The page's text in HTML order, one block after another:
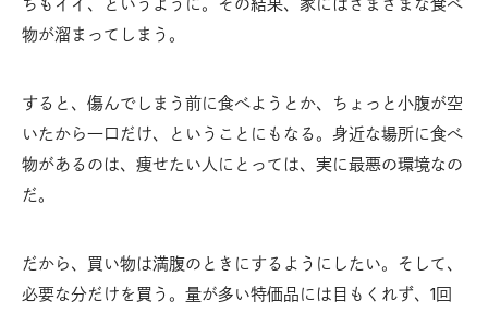
物が溜まってしまう。
すると、傷んでしまう前に食べようとか、ちょっと小腹が空
いたから一口だけ、ということにもなる。身近な場所に食べ
物があるのは、痩せたい人にとっては、実に最悪の環境なの
だ。
だから、買い物は満腹のときにするようにしたい。そして、
必要な分だけを買う。量が多い特価品には目もくれず、1回